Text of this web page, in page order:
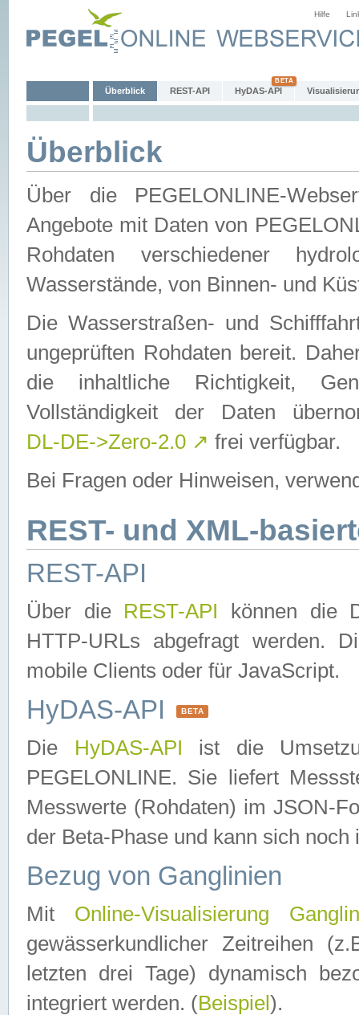
Hilfe
Überblick REST-API HyDAS-API
Überblick
Über die PEGELONLINE-
Angebote mit Daten von
Rohdaten verschiedener
Wasserstände, von Binnen- und
Die Wasserstraßen- und
ungeprüften Rohdaten bereit.
die inhaltliche Richtigkeit,
Vollständigkeit der Daten
DL-DE->Zero-2.0 ↗ frei verfügbar.
Bei Fragen oder Hinweisen,
REST- und XML-
REST-API
Über die REST-API können die
HTTP-URLs abgefragt werden.
mobile Clients oder für JavaScript.
HyDAS-API BETA
Die HyDAS-API ist die
PEGELONLINE. Sie liefert
Messwerte (Rohdaten) im JSON-
der Beta-Phase und kann sich noch
Bezug von Ganglinien
Mit Online-Visualisierung
gewässerkundlicher Zeitreihen
letzten drei Tage) dynamisch
integriert werden. (Beispiel ).